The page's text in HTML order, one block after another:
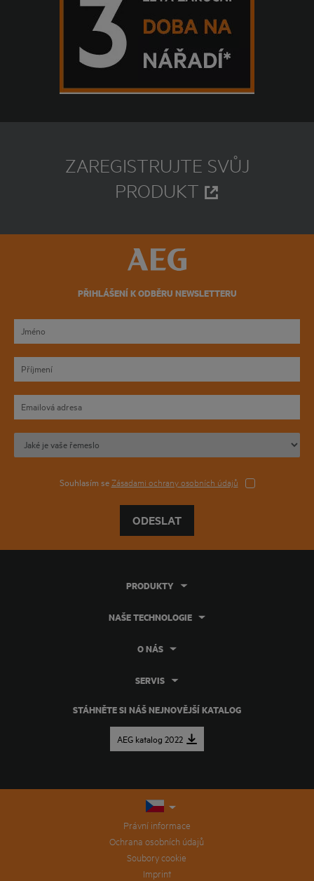
ZAREGISTRUJTE SVŮJ
PRODUKT
PŘIHLÁŠENÍ K ODBĚRU NEWSLETTERU
Souhlasím seZásadami ochrany osobních údajů
ODESLAT
STÁHNĚTE SI NÁŠ NEJNOVĚJŠÍ KATALOG
AEG katalog 2022
PRODUKTY
NAŠE TECHNOLOGIE
O NÁS
SERVIS
Právní informace
Ochrana osobních údajů
Soubory cookie
Imprint